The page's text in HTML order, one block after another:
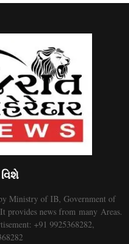
Ministry of IB, Government of
provides news from many Areas.
+91 9925368282,